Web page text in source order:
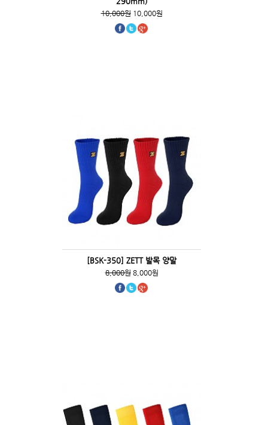
10,000원10,000원
[BSK-350] ZETT 발목 양말
8,000원8,000원